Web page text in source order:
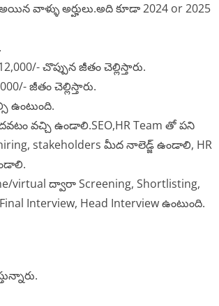
వాళ్ళు అర్హులు.అది కూడా 2024 or 2025
చొప్పున జీతం చెల్లిస్తారు.
జీతం చెల్లిస్తారు.
ఉంటుంది.
వచ్చి ఉండాలి.SEO,HR Team తో పని
stakeholders మీద నాలెడ్జ్ ఉండాలి, HR
virtual ద్వారా Screening, Shortlisting,
Interview, Head Interview ఉంటుంది.